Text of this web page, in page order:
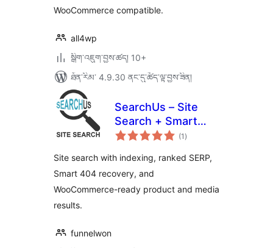
WooCommerce compatible.
all4wp
སྒྲིག་འཇུག་བྱས་ཚད། 10+
ཐོན་རིམ་ 4.9.30 ནང་དུ་ཚོད་ལྟ་བྱས་ཟིན།
SearchUs – Site
Search + Smart
404 Recovery
(1 གདེང་
འཇོག་
ཚང་།
)
Site search with indexing, ranked SERP,
Smart 404 recovery, and
WooCommerce-ready product and media
results.
funnelwon